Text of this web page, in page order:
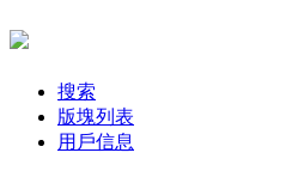
搜索
版塊列表
用戶信息